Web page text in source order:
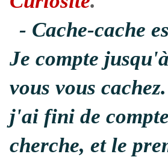
- Cache-cache
Je compte
vous vous
j'ai fini de
cherche, et le